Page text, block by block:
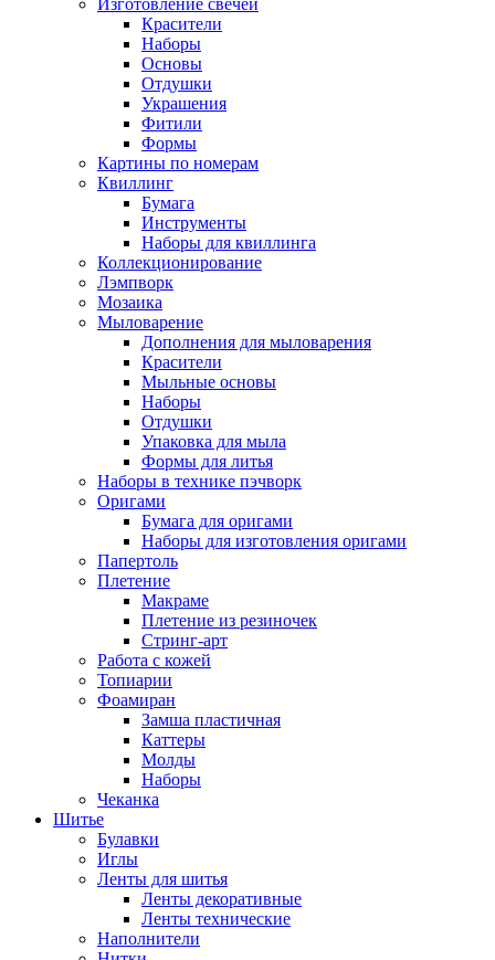
Изготовление свечей
Красители
Наборы
Основы
Отдушки
Украшения
Фитили
Формы
Картины по номерам
Квиллинг
Бумага
Инструменты
Наборы для квиллинга
Коллекционирование
Лэмпворк
Мозаика
Мыловарение
Дополнения для мыловарения
Красители
Мыльные основы
Наборы
Отдушки
Упаковка для мыла
Формы для литья
Наборы в технике пэчворк
Оригами
Бумага для оригами
Наборы для изготовления оригами
Папертоль
Плетение
Макраме
Плетение из резиночек
Стринг-арт
Работа с кожей
Топиарии
Фоамиран
Замша пластичная
Каттеры
Молды
Наборы
Чеканка
Шитье
Булавки
Иглы
Ленты для шитья
Ленты декоративные
Ленты технические
Наполнители